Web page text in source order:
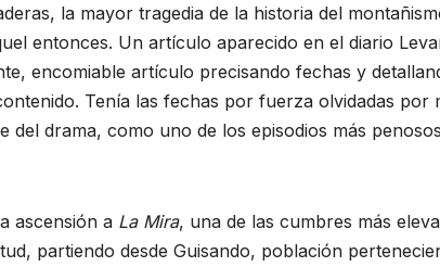
la mayor tragedia de la historia del
entonces. Un artículo aparecido en el diario
encomiable artículo precisando fechas y
Tenía las fechas por fuerza olvidadas por
del drama, como uno de los episodios más
ascensión a La Mira, una de las cumbres más
partiendo desde Guisando, población